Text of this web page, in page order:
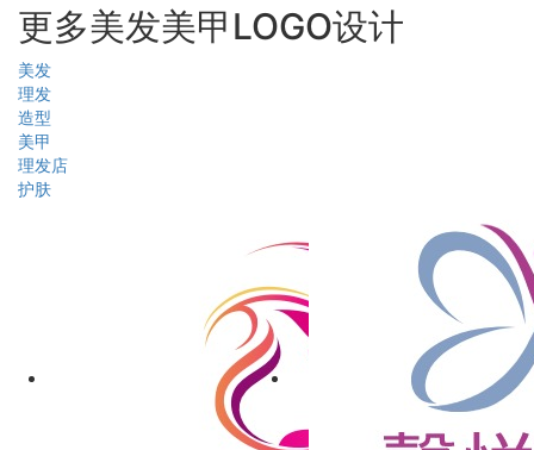
更多美发美甲LOGO设计
美发
理发
造型
美甲
理发店
护肤